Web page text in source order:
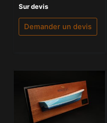
Note
0
sur
Sur devis
Demander un devis